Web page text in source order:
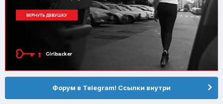
Форум в Telegram! Ссылки внутри